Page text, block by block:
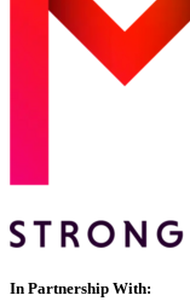
In Partnership With: